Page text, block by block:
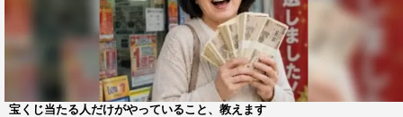
宮崎は同じく花の友人・小川水希を演じる。
他にもヒロイン・花の家族として西堀亮（マシンガン
ズ）、仁藤優子、出口亜梨沙、鷹羽商事・専務役に岡田浩
暉、会長役に品川徹が出演する。
宝くじ当たる人だけがやっていること、教えます